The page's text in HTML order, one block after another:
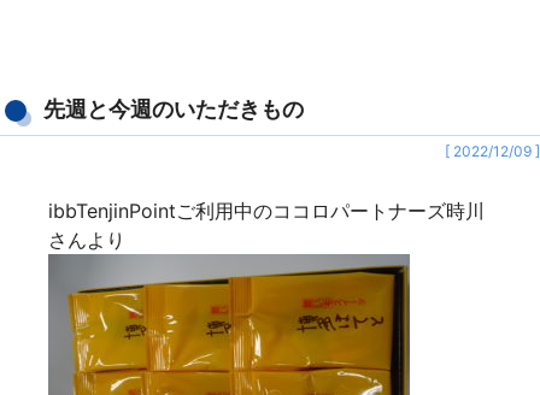
先週と今週のいただきもの
[ 2022/12/09 ]
ibbTenjinPointご利用中のココロパートナーズ時川
さんより